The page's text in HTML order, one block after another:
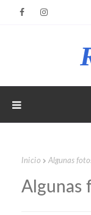
Inicio Algunas
Algunas